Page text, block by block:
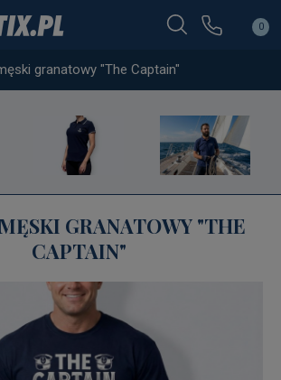
0
granatowy "The Captain"
GRANATOWY "THE
CAPTAIN"